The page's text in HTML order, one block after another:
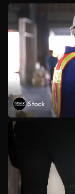
iStock